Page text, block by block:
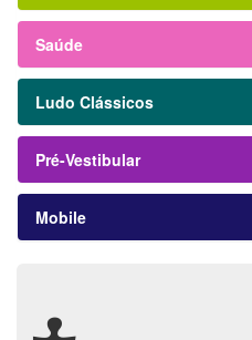
Saúde
Ludo Clássicos
Pré-Vestibular
Mobile